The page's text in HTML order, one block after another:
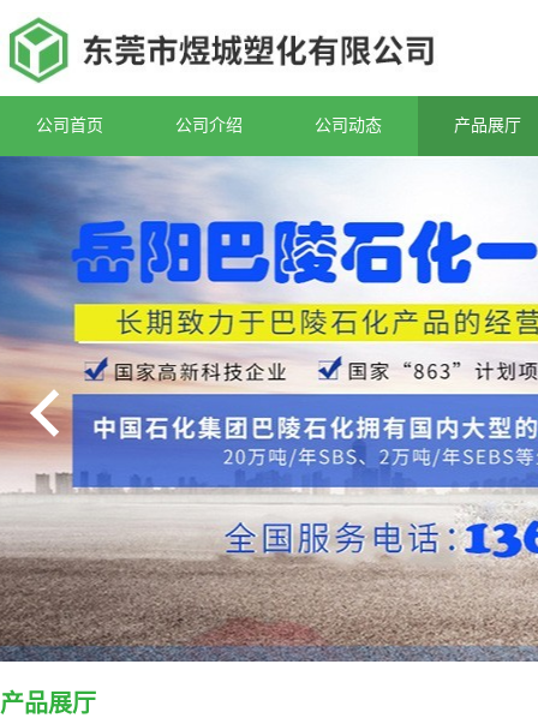
公司首页 公司介绍 公司动态 产品展厅
产品展厅